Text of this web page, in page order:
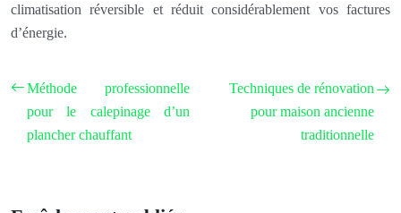
climatisation réversible et réduit considérablement vos factures
d’énergie.
Méthode professionnelle
pour le calepinage d’un
plancher chauffant
Techniques de rénovation
pour maison ancienne
traditionnelle